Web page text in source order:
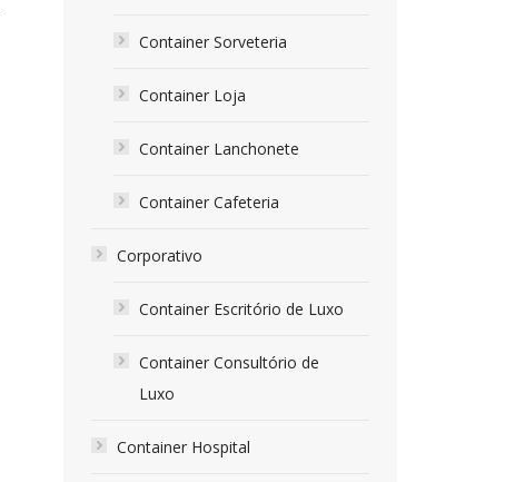
Container Sorveteria
Container Loja
Container Lanchonete
Container Cafeteria
Corporativo
Container Escritório de Luxo
Container Consultório de
Luxo
Container Hospital